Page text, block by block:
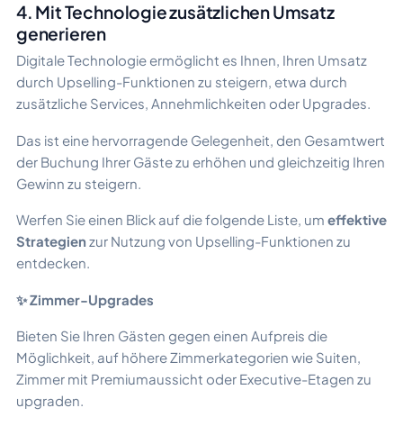
4. Mit Technologie zusätzlichen Umsatz
generieren
Digitale Technologie ermöglicht es Ihnen, Ihren Umsatz
durch Upselling-Funktionen zu steigern, etwa durch
zusätzliche Services, Annehmlichkeiten oder Upgrades.
Das ist eine hervorragende Gelegenheit, den Gesamtwert
der Buchung Ihrer Gäste zu erhöhen und gleichzeitig Ihren
Gewinn zu steigern.
Werfen Sie einen Blick auf die folgende Liste, um effektive
Strategien zur Nutzung von Upselling-Funktionen zu
entdecken.
✨ Zimmer-Upgrades
Bieten Sie Ihren Gästen gegen einen Aufpreis die
Möglichkeit, auf höhere Zimmerkategorien wie Suiten,
Zimmer mit Premiumaussicht oder Executive-Etagen zu
upgraden.